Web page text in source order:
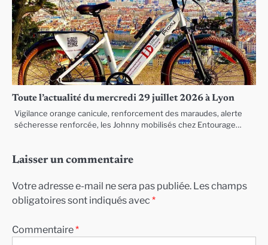
Toute l’actualité du mercredi 29 juillet 2026 à Lyon
Vigilance orange canicule, renforcement des maraudes, alerte
sécheresse renforcée, les Johnny mobilisés chez Entourage…
Laisser un commentaire
Votre adresse e-mail ne sera pas publiée. Les champs
obligatoires sont indiqués avec *
Commentaire*